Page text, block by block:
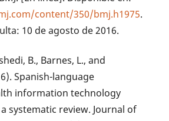
content/350/bmj.h1975.
10 de agosto de 2016.
B., Barnes, L., and
Spanish-language
information technology
systematic review. Journal of